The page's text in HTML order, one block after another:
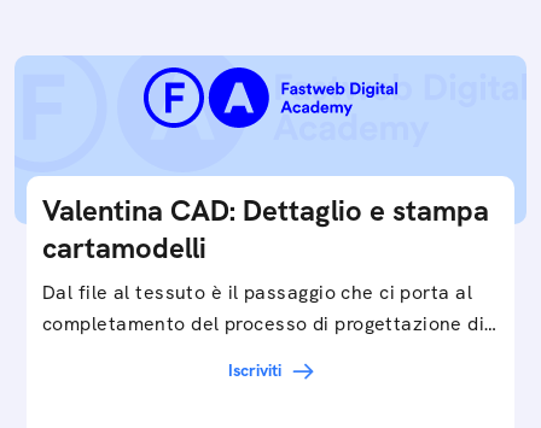
Valentina CAD: Dettaglio e stampa
cartamodelli
Dal file al tessuto è il passaggio che ci porta al
completamento del processo di progettazione di
Iscriviti